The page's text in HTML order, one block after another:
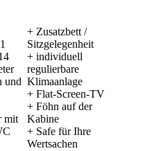
und
mit
+ Zusatzbett /
Sitzgelegenheit
+ individuell
regulierbare
Klimaanlage
+ Flat-Screen-TV
+ Föhn auf der
Kabine
+ Safe für Ihre
Wertsachen